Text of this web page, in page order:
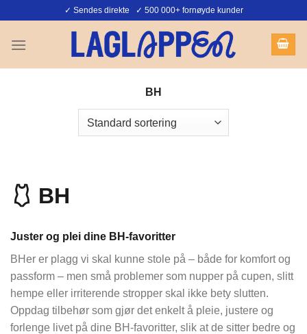
content
✓ Sendes direkte ✓ 500 000+ fornøyde kunder
BH
🩱 BH
Juster og plei dine BH-favoritter
BHer er plagg vi skal kunne stole på – både for komfort og
passform – men små problemer som nupper på cupen, slitt
hempe eller irriterende stropper skal ikke bety slutten.
Oppdag tilbehør som gjør det enkelt å pleie, justere og
forlenge livet på dine BH-favoritter, slik at de sitter bedre og